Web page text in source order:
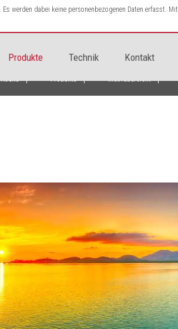
werden dabei keine personenbezogenen Daten erfasst.
Produkte Technik Kontakt
Produkte Motivübersicht